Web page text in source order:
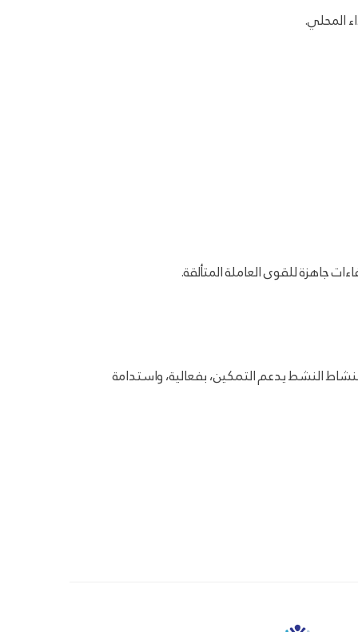
المحلي.
جاهزة للقوى العاملة المتألقة.
تطوير رأس المال البشري ضمن رؤية السعودية 2030، حيث يصبح تعلم النشاط النشط يدعم التمكين، بفعالية، واستدامة